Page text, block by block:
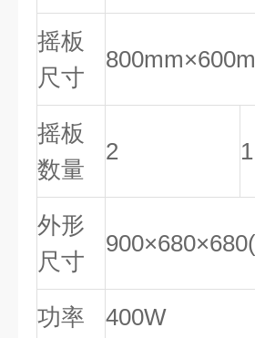
摇板
尺寸
摇板
数量
2 1
外形
尺寸
功率 400W